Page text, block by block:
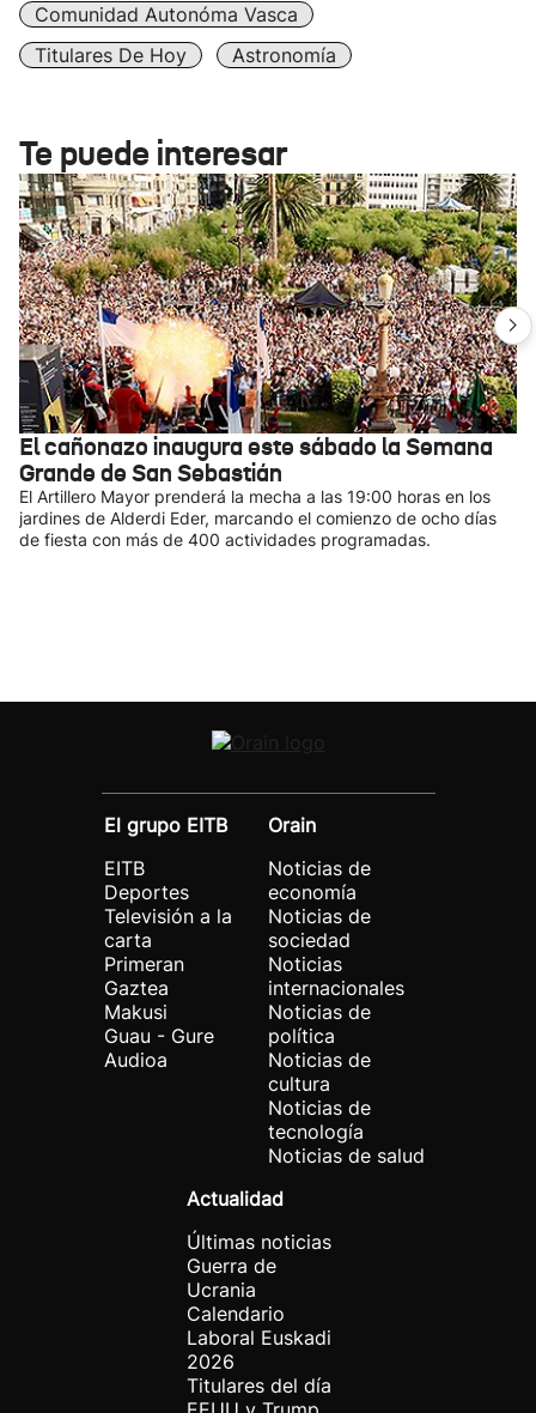
Comunidad Autonóma Vasca
Titulares De Hoy
Astronomía
Te puede interesar
El cañonazo inaugura este sábado la Semana
Grande de San Sebastián
El Artillero Mayor prenderá la mecha a las 19:00 horas en los
jardines de Alderdi Eder, marcando el comienzo de ocho días
de fiesta con más de 400 actividades programadas.
El grupo EITB
EITB
Deportes
Televisión a la
carta
Primeran
Gaztea
Makusi
Guau - Gure
Audioa
Orain
Noticias de
economía
Noticias de
sociedad
Noticias
internacionales
Noticias de
política
Noticias de
cultura
Noticias de
tecnología
Noticias de salud
Actualidad
Últimas noticias
Guerra de
Ucrania
Calendario
Laboral Euskadi
2026
Titulares del día